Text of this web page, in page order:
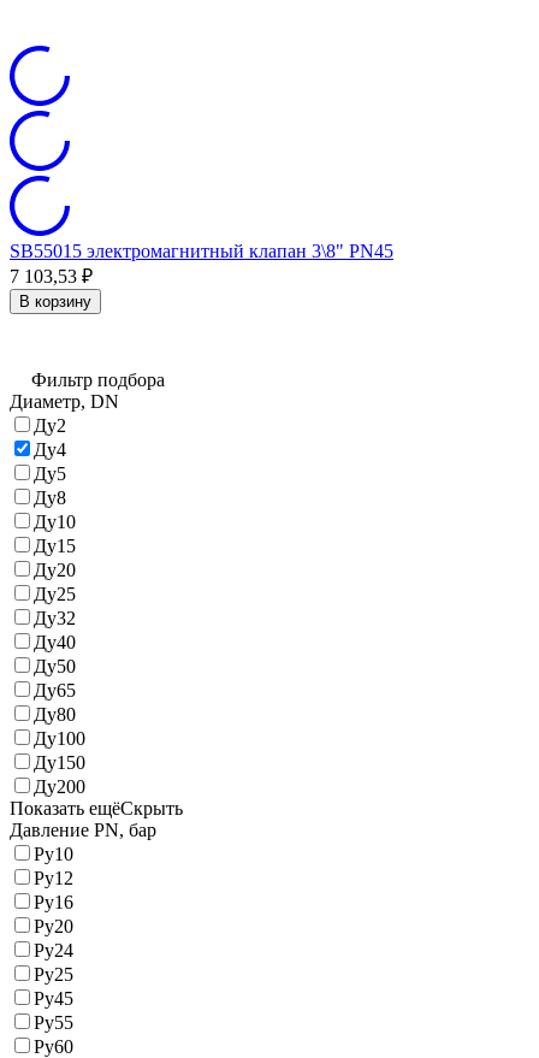
SB55015 электромагнитный клапан 3\8" PN45
7 103,53 ₽
В корзину
Фильтр подбора
Диаметр, DN
Ду2
Ду4
Ду5
Ду8
Ду10
Ду15
Ду20
Ду25
Ду32
Ду40
Ду50
Ду65
Ду80
Ду100
Ду150
Ду200
Показать ещёСкрыть
Давление PN, бар
Ру10
Ру12
Ру16
Ру20
Ру24
Ру25
Ру45
Ру55
Ру60